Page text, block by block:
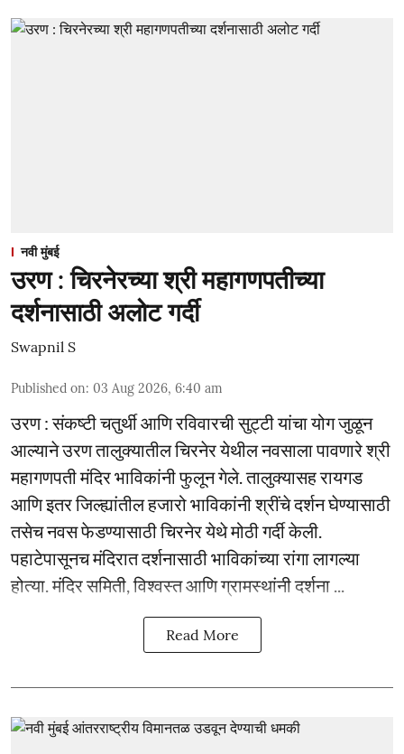
नवी मुंबई
उरण : चिरनेरच्या श्री महागणपतीच्या
दर्शनासाठी अलोट गर्दी
Swapnil S
Published on: 03 Aug 2026, 6:40 am
उरण : संकष्टी चतुर्थी आणि रविवारची सुट्टी यांचा योग जुळून
आल्याने उरण तालुक्यातील चिरनेर येथील नवसाला पावणारे श्री
महागणपती मंदिर भाविकांनी फुलून गेले. तालुक्यासह रायगड
आणि इतर जिल्ह्यांतील हजारो भाविकांनी श्रींचे दर्शन घेण्यासाठी
तसेच नवस फेडण्यासाठी चिरनेर येथे मोठी गर्दी केली.
पहाटेपासूनच मंदिरात दर्शनासाठी भाविकांच्या रांगा लागल्या
होत्या. मंदिर समिती, विश्वस्त आणि ग्रामस्थांनी दर्शना ...
Read More